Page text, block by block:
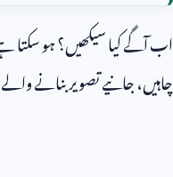
اب آگے کیا سیکھیں؟ ہو سکتا
چاہیں، جانیے تصویر بنانے